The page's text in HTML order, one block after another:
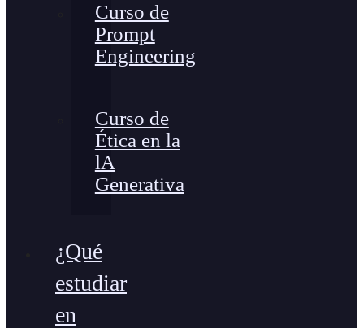
Curso de
Prompt
Engineering
Curso de
Ética en la
lA
Generativa
¿Qué
estudiar
en